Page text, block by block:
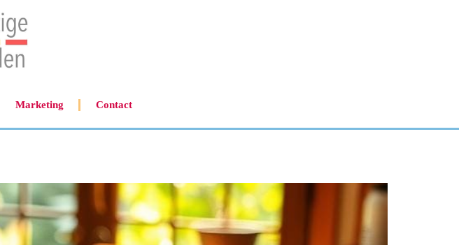
Marketing Contact